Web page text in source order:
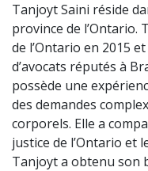
Tanjoyt Saini réside
province de l’Ontario.
de l’Ontario en 2015
d’avocats réputés à
possède une
des demandes
corporels. Elle a
justice de l’Ontario et
Tanjoyt a obtenu son